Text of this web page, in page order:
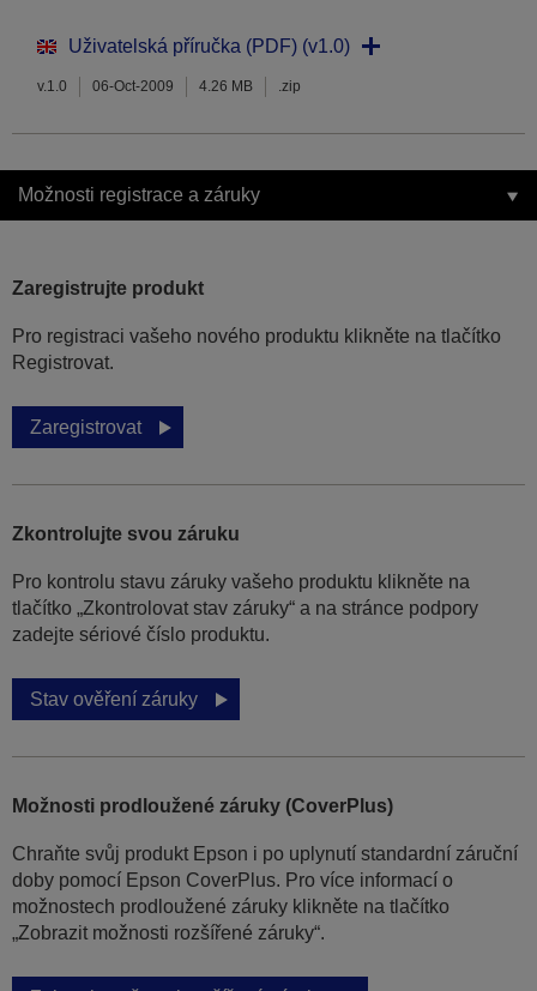
Uživatelská příručka (PDF) (v1.0)
v.1.0 06-Oct-2009 4.26 MB .zip
Možnosti registrace a záruky
Zaregistrujte produkt
Pro registraci vašeho nového produktu klikněte na tlačítko
Registrovat.
Zaregistrovat
Zkontrolujte svou záruku
Pro kontrolu stavu záruky vašeho produktu klikněte na
tlačítko „Zkontrolovat stav záruky“ a na stránce podpory
zadejte sériové číslo produktu.
Stav ověření záruky
Možnosti prodloužené záruky (CoverPlus)
Chraňte svůj produkt Epson i po uplynutí standardní záruční
doby pomocí Epson CoverPlus. Pro více informací o
možnostech prodloužené záruky klikněte na tlačítko
„Zobrazit možnosti rozšířené záruky“.